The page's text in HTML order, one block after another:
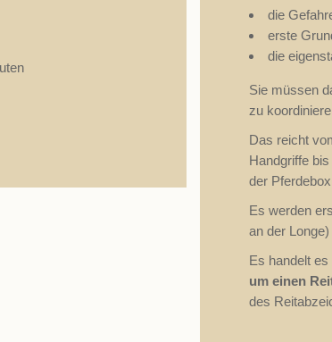
entnehmen Sie
die
erste
die
Sie müssen
zu
Das reicht
Handgriffe
der
Es werden
an der
Es handelt
um einen
des